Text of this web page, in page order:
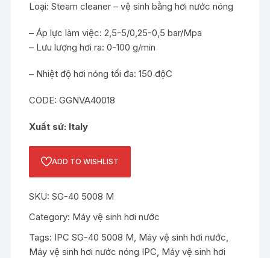
Loại: Steam cleaner – vệ sinh bằng hơi nước nóng
– Áp lực làm việc: 2,5-5/0,25-0,5 bar/Mpa
– Lưu lượng hơi ra: 0-100 g/min
– Nhiệt độ hơi nóng tối đa: 150 độC
CODE: GGNVA40018
Xuất sứ: Italy
ADD TO WISHLIST
SKU:SG-40 5008 M
Category: Máy vệ sinh hơi nước
Tags: IPC SG-40 5008 M, Máy vệ sinh hơi nước,
Máy vệ sinh hơi nước nóng IPC, Máy vệ sinh hơi